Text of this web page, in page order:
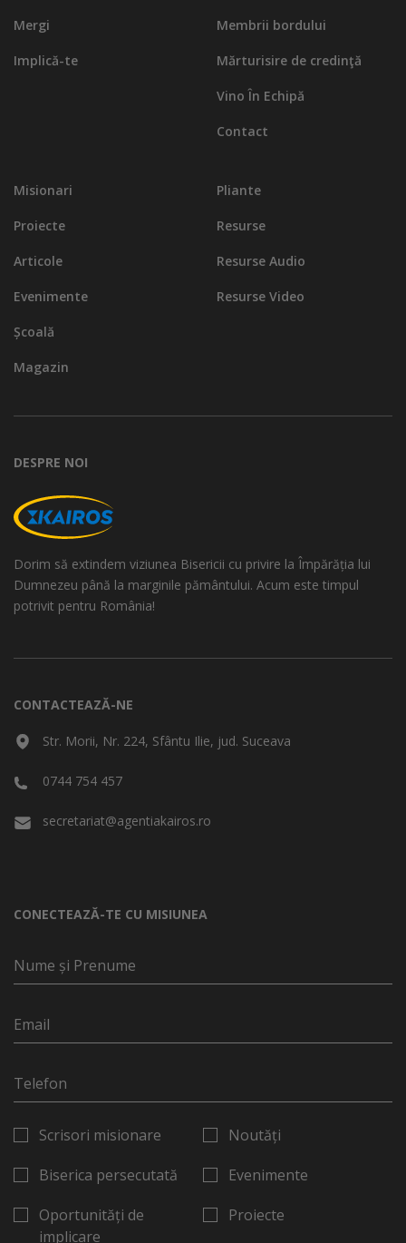
Mergi
Implică-te
Membrii bordului
Mărturisire de credinţă
Vino În Echipă
Contact
Misionari
Proiecte
Articole
Evenimente
Școală
Magazin
Pliante
Resurse
Resurse Audio
Resurse Video
DESPRE NOI
Dorim să extindem viziunea Bisericii cu privire la Împărăția lui
Dumnezeu până la marginile pământului. Acum este timpul
potrivit pentru România!
CONTACTEAZĂ-NE
Str. Morii, Nr. 224, Sfântu Ilie, jud. Suceava
0744 754 457
secretariat@agentiakairos.ro
CONECTEAZĂ-TE CU MISIUNEA
Scrisori misionare
Biserica persecutată
Oportunități de
implicare
Noutăți
Evenimente
Proiecte